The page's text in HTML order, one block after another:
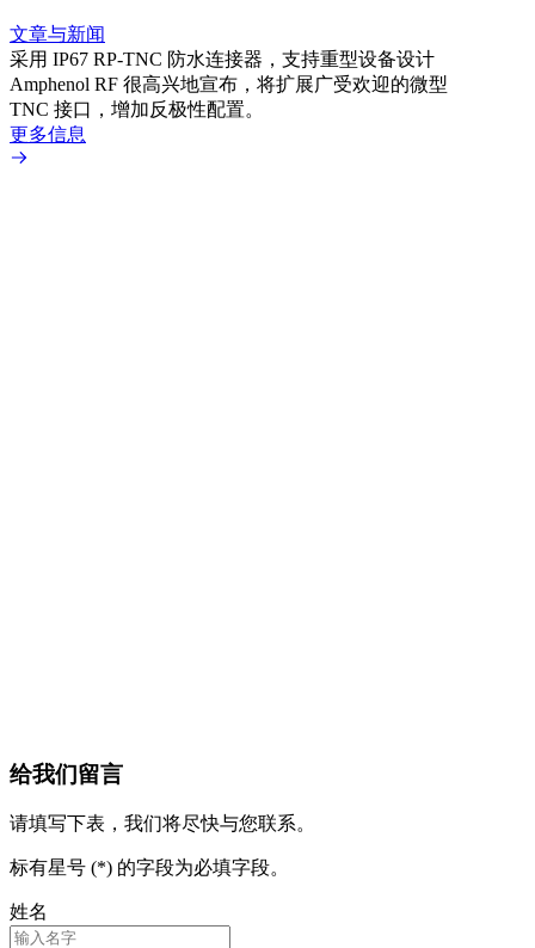
文章与新闻
采用 IP67 RP-TNC 防水连接器，支持重型设备设计
Amphenol RF 很高兴地宣布，将扩展广受欢迎的微型
TNC 接口，增加反极性配置。
更多信息
给我们留言
请填写下表，我们将尽快与您联系。
标有星号 (*) 的字段为必填字段。
姓名